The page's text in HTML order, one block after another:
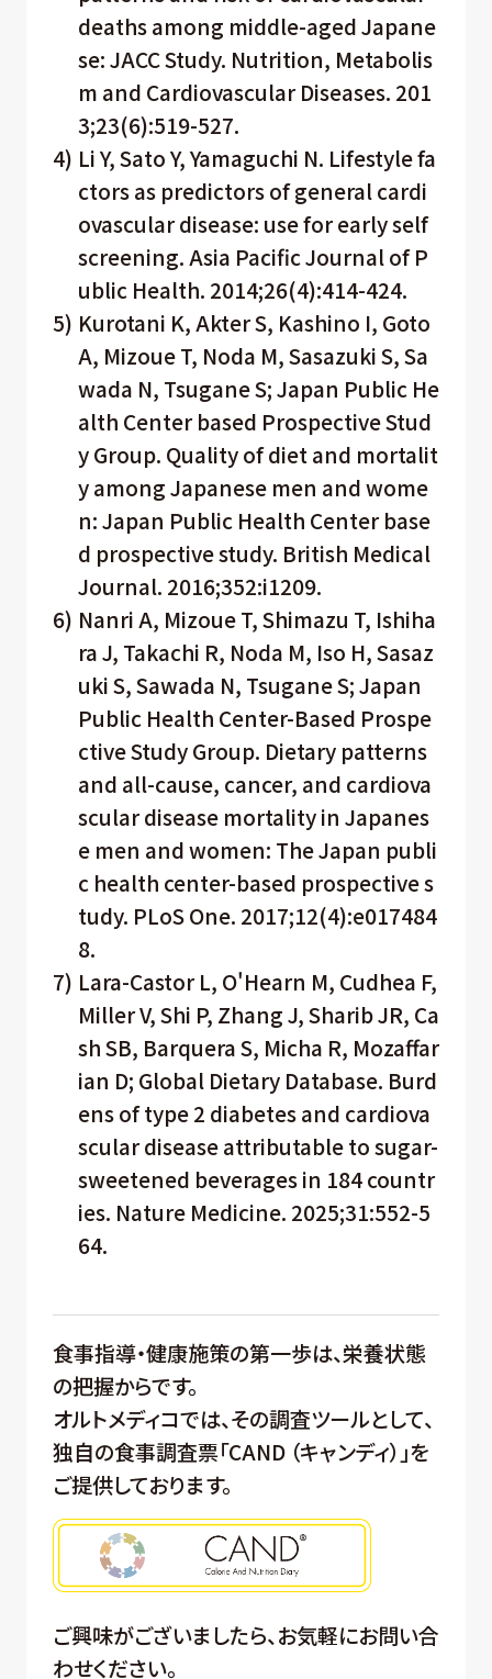
deaths among middle-aged Japane
se: JACC Study. Nutrition, Metabolis
m and Cardiovascular Diseases. 201
3;23(6):519-527.
4) Li Y, Sato Y, Yamaguchi N. Lifestyle fa
ctors as predictors of general cardi
ovascular disease: use for early self
screening. Asia Pacific Journal of P
ublic Health. 2014;26(4):414-424.
5) Kurotani K, Akter S, Kashino I, Goto
A, Mizoue T, Noda M, Sasazuki S, Sa
wada N, Tsugane S; Japan Public He
alth Center based Prospective Stud
y Group. Quality of diet and mortalit
y among Japanese men and wome
n: Japan Public Health Center base
d prospective study. British Medical
Journal. 2016;352:i1209.
6) Nanri A, Mizoue T, Shimazu T, Ishiha
ra J, Takachi R, Noda M, Iso H, Sasaz
uki S, Sawada N, Tsugane S; Japan
Public Health Center-Based Prospe
ctive Study Group. Dietary patterns
and all-cause, cancer, and cardiova
scular disease mortality in Japanes
e men and women: The Japan publi
c health center-based prospective s
tudy. PLoS One. 2017;12(4):e017484
8.
7) Lara-Castor L, O'Hearn M, Cudhea F,
Miller V, Shi P, Zhang J, Sharib JR, Ca
sh SB, Barquera S, Micha R, Mozaffar
ian D; Global Dietary Database. Burd
ens of type 2 diabetes and cardiova
scular disease attributable to sugar-
sweetened beverages in 184 countr
ies. Nature Medicine. 2025;31:552-5
64.
食事指導・健康施策の第一歩は、栄養状態
の把握からです。
オルトメディコでは、その調査ツールとして、
独自の食事調査票「CAND （キャンディ）」を
ご提供しております。
ご興味がございましたら、お気軽にお問い合
わせください。